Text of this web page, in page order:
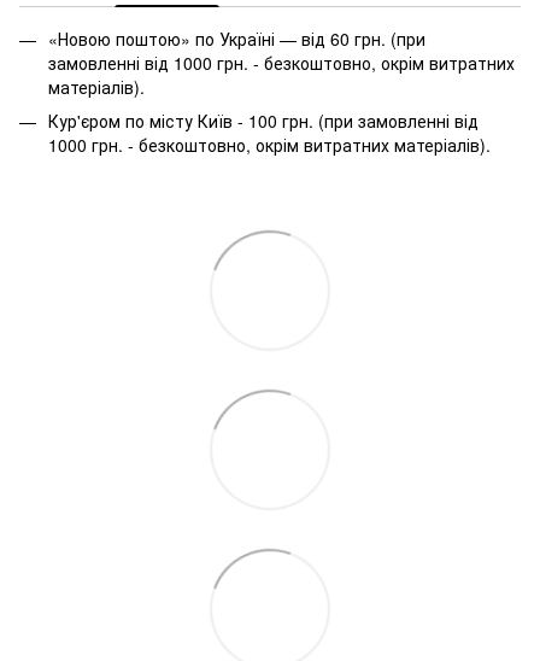
«Новою поштою» по Україні — від 60 грн. (при
замовленні від 1000 грн. - безкоштовно, окрім витратних
матеріалів).
Кур'єром по місту Київ - 100 грн. (при замовленні від
1000 грн. - безкоштовно, окрім витратних матеріалів).